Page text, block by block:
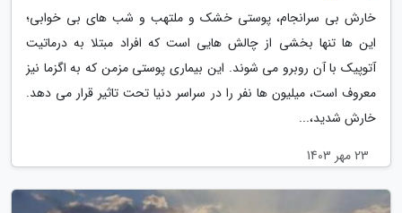
خارش بی سرانجام، پوستی خشک و ملتهب و شب های بی خوابی؛
این ها تنها بخشی از چالش هایی است که افراد مبتلا به درماتیت
آتوپیک با آن روبرو می شوند. این بیماری پوستی مزمن که به اگزما نیز
معروف است، میلیون ها نفر را در سراسر دنیا تحت تاثیر قرار می دهد.
خارش شدید،...
23 مهر 1403